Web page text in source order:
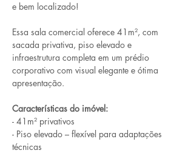
e bem localizado!
Essa sala comercial oferece 41m², com
sacada privativa, piso elevado e
infraestrutura completa em um prédio
corporativo com visual elegante e ótima
apresentação.
Características do imóvel:
- 41m² privativos
- Piso elevado – flexível para adaptações
técnicas